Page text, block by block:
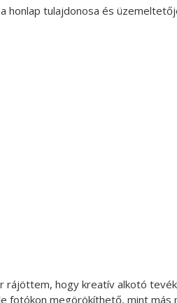
honlap tulajdonosa és
rájöttem, hogy kreatív alkotó
fotókon megörökíthető, mint más